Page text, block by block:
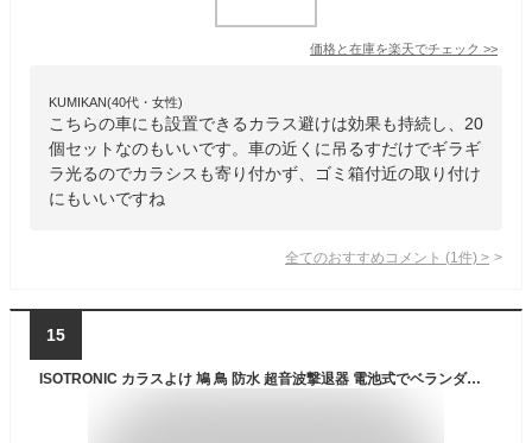
価格と在庫を楽天でチェック >>
KUMIKAN(40代・女性)
こちらの車にも設置できるカラス避けは効果も持続し、20
個セットなのもいいです。車の近くに吊るすだけでギラギ
ラ光るのでカラシスも寄り付かず、ゴミ箱付近の取り付け
にもいいですね
全てのおすすめコメント (1 件) >
15
ISOTRONIC カラスよけ 鳩 鳥 防水 超音波撃退器 電池式でベランダなどどこでも設置 吊るせる 有効範囲40㎡ 70628